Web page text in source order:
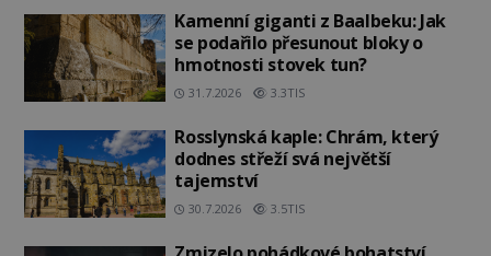
Kamenní giganti z Baalbeku: Jak
se podařilo přesunout bloky o
hmotnosti stovek tun?
31.7.2026 3.3TIS
Rosslynská kaple: Chrám, který
dodnes střeží svá největší
tajemství
30.7.2026 3.5TIS